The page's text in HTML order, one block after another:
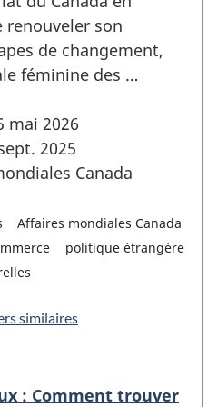
son
de changement,
féminine des …
mai 2026
2025
Canada
Affaires mondiales Canada
politique étrangère
similaires
: Comment trouver